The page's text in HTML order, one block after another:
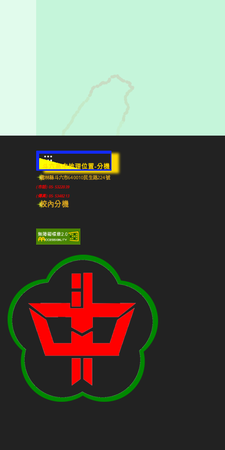
:::
斗六高中地理位置-分機
雲林縣斗六市640010民生路224號
(市話) 05-5322039
(傳真) 05-5348213
校內分機